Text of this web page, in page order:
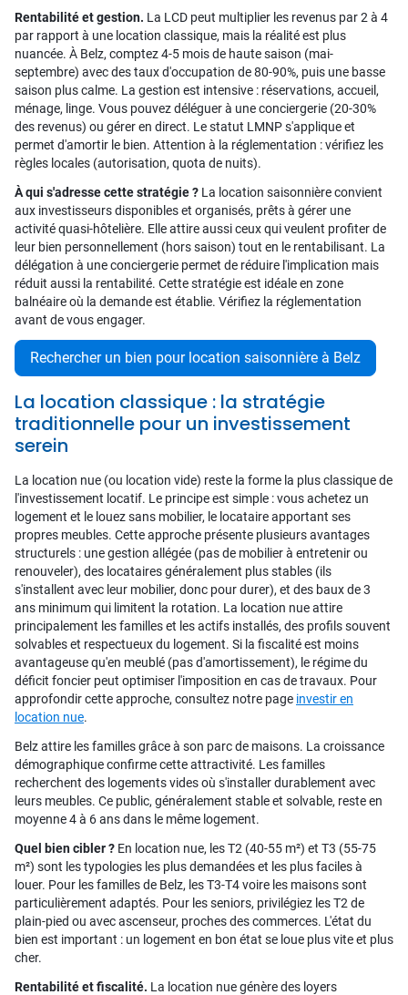
Rentabilité et gestion. La LCD peut multiplier les revenus par 2 à 4
par rapport à une location classique, mais la réalité est plus
nuancée. À Belz, comptez 4-5 mois de haute saison (mai-
septembre) avec des taux d'occupation de 80-90%, puis une basse
saison plus calme. La gestion est intensive : réservations, accueil,
ménage, linge. Vous pouvez déléguer à une conciergerie (20-30%
des revenus) ou gérer en direct. Le statut LMNP s'applique et
permet d'amortir le bien. Attention à la réglementation : vérifiez les
règles locales (autorisation, quota de nuits).
À qui s'adresse cette stratégie ? La location saisonnière convient
aux investisseurs disponibles et organisés, prêts à gérer une
activité quasi-hôtelière. Elle attire aussi ceux qui veulent profiter de
leur bien personnellement (hors saison) tout en le rentabilisant. La
délégation à une conciergerie permet de réduire l'implication mais
réduit aussi la rentabilité. Cette stratégie est idéale en zone
balnéaire où la demande est établie. Vérifiez la réglementation
avant de vous engager.
Rechercher un bien pour location saisonnière à Belz
La location classique : la stratégie
traditionnelle pour un investissement
serein
La location nue (ou location vide) reste la forme la plus classique de
l'investissement locatif. Le principe est simple : vous achetez un
logement et le louez sans mobilier, le locataire apportant ses
propres meubles. Cette approche présente plusieurs avantages
structurels : une gestion allégée (pas de mobilier à entretenir ou
renouveler), des locataires généralement plus stables (ils
s'installent avec leur mobilier, donc pour durer), et des baux de 3
ans minimum qui limitent la rotation. La location nue attire
principalement les familles et les actifs installés, des profils souvent
solvables et respectueux du logement. Si la fiscalité est moins
avantageuse qu'en meublé (pas d'amortissement), le régime du
déficit foncier peut optimiser l'imposition en cas de travaux. Pour
approfondir cette approche, consultez notre page investir en
location nue.
Belz attire les familles grâce à son parc de maisons. La croissance
démographique confirme cette attractivité. Les familles
recherchent des logements vides où s'installer durablement avec
leurs meubles. Ce public, généralement stable et solvable, reste en
moyenne 4 à 6 ans dans le même logement.
Quel bien cibler ? En location nue, les T2 (40-55 m²) et T3 (55-75
m²) sont les typologies les plus demandées et les plus faciles à
louer. Pour les familles de Belz, les T3-T4 voire les maisons sont
particulièrement adaptés. Pour les seniors, privilégiez les T2 de
plain-pied ou avec ascenseur, proches des commerces. L'état du
bien est important : un logement en bon état se loue plus vite et plus
cher.
Rentabilité et fiscalité. La location nue génère des loyers